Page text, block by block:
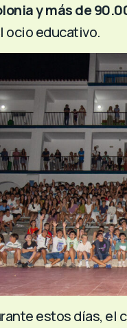
y más de
ocio educativo.
estos días, el